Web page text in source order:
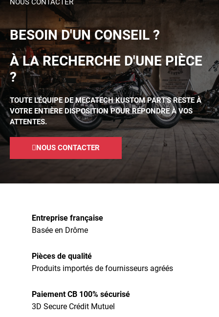
NOUS CONTACTER
BESOIN D'UN CONSEIL ?
À LA RECHERCHE D'UNE PIÈCE
?
TOUTE L'ÉQUIPE DE MECATECH KUSTOM PART'S RESTE À
VOTRE ENTIÈRE DISPOSITION POUR RÉPONDRE À VOS
ATTENTES.
NOUS CONTACTER
Entreprise française
Basée en Drôme
Pièces de qualité
Produits importés de fournisseurs agréés
Paiement CB 100% sécurisé
3D Secure Crédit Mutuel